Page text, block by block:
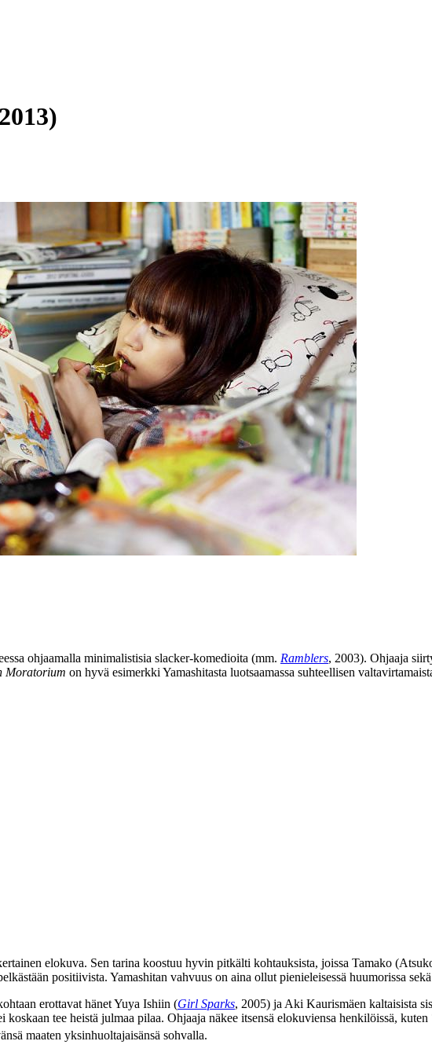
ohjaamalla minimalistisia slacker-komedioita (mm. Ramblers, 2003). Ohjaaja
Moratorium on hyvä esimerkki Yamashitasta luotsaamassa suhteellisen
elokuva. Sen tarina koostuu hyvin pitkälti kohtauksista, joissa Tamako (
positiivista. Yamashitan vahvuus on aina ollut pienieleisessä huumorissa
erottavat hänetYuya Ishiin (Girl Sparks, 2005) ja Aki Kaurismäen kaltaisista
tee heistä julmaa pilaa. Ohjaaja näkee itsensä elokuviensa henkilöissä, kuten
maaten yksinhuoltajaisänsä sohvalla.